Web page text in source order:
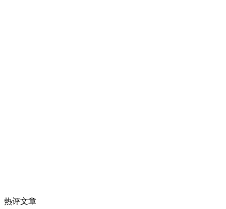
热评文章